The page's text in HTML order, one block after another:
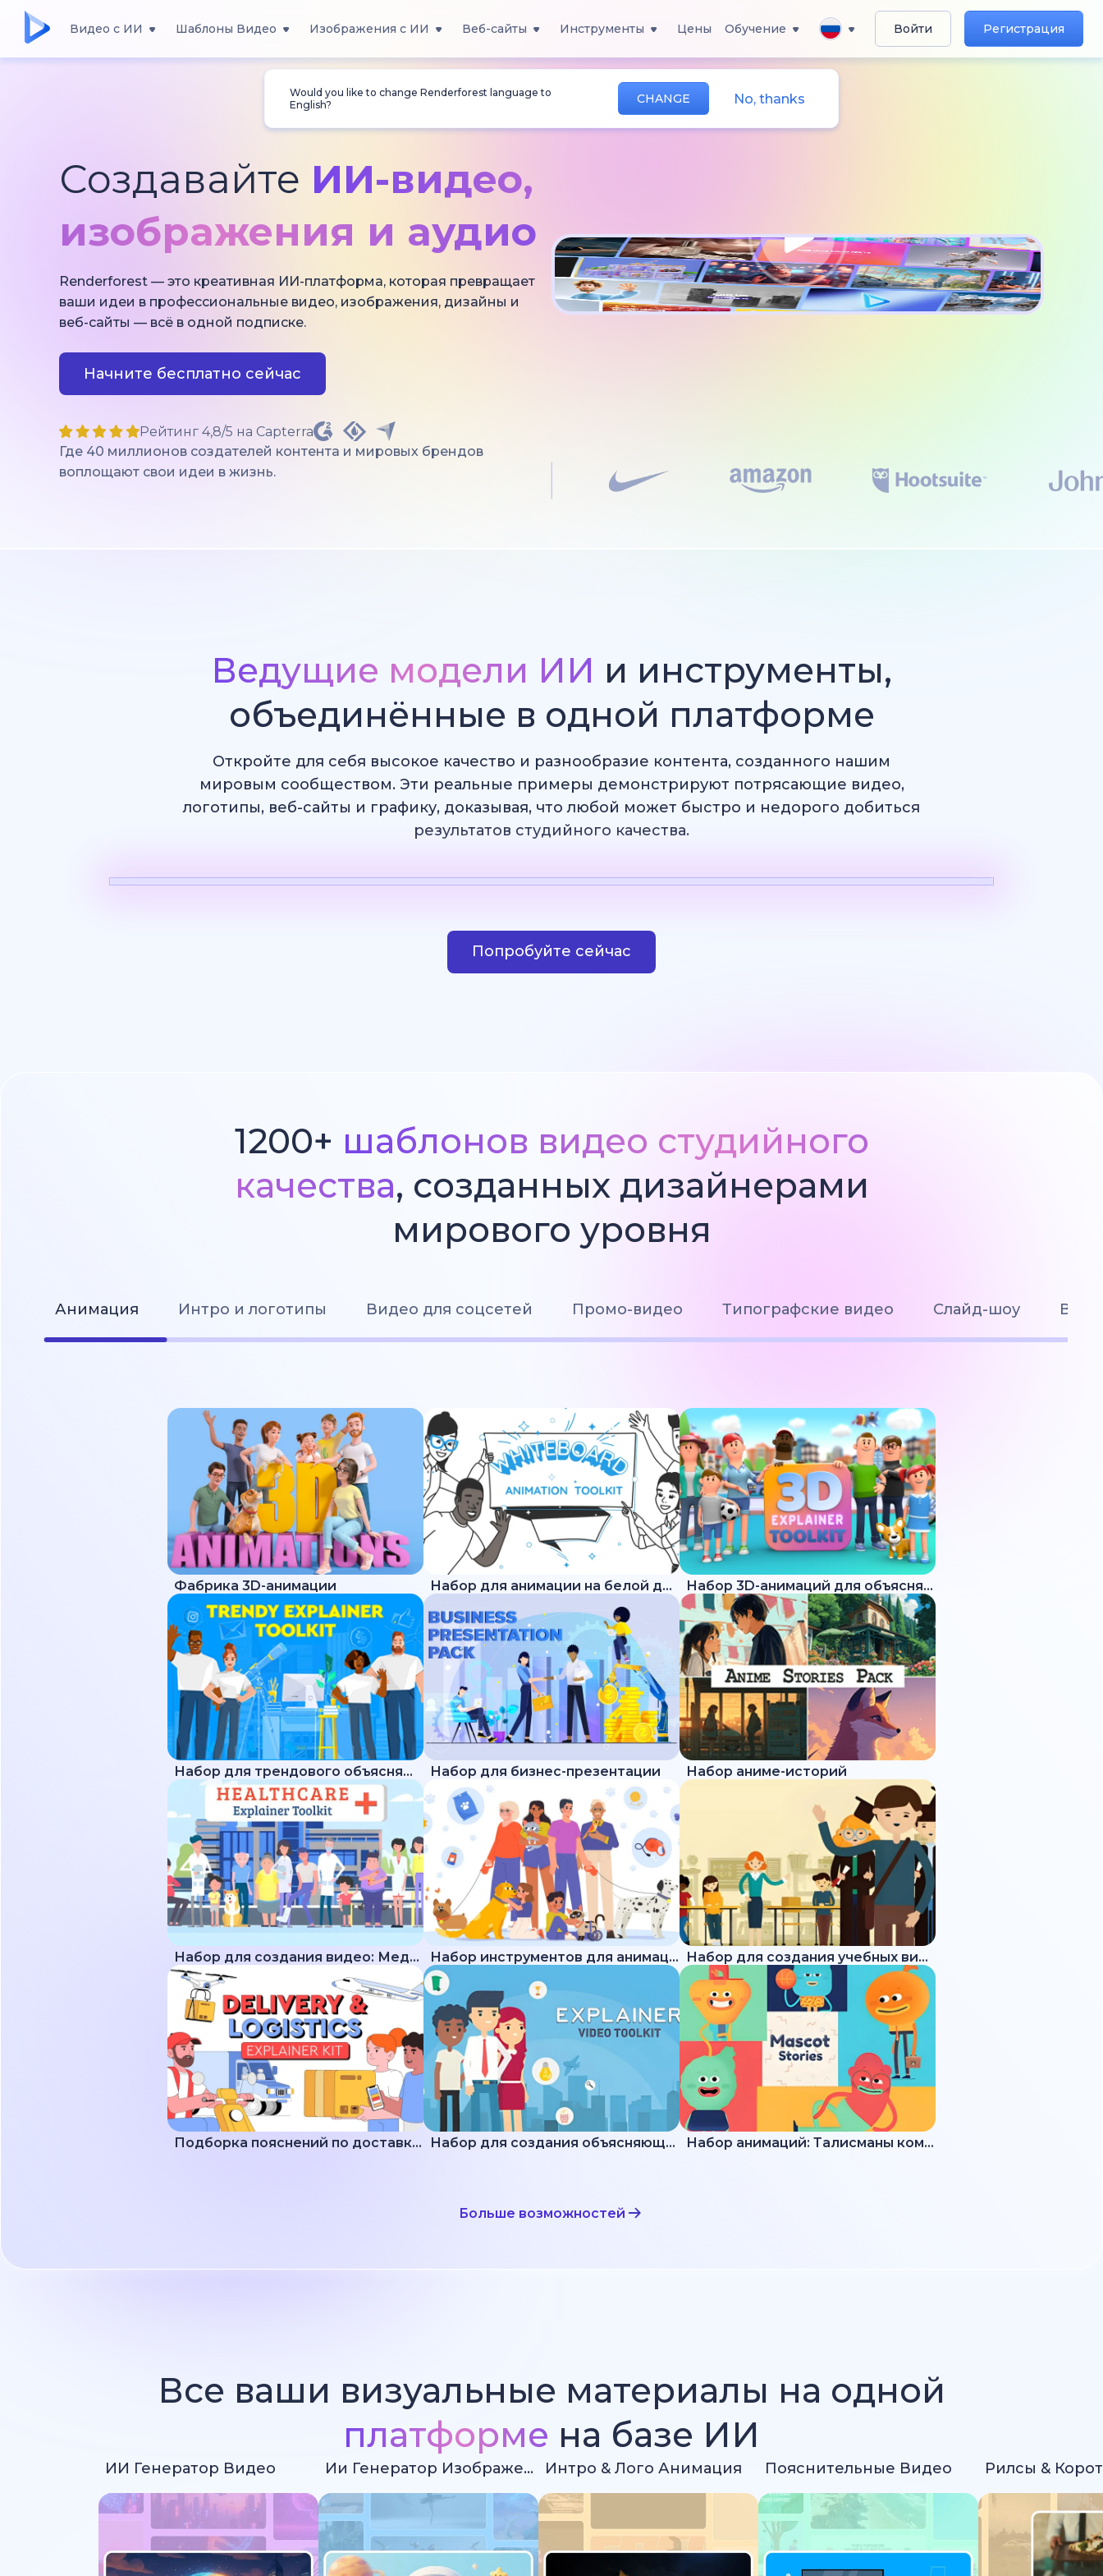
Видео с ИИ Шаблоны Видео Изображения с ИИ Веб-сайты Инструменты Цены Обучение Войти Регистрация
Would you like to change Renderforest language to
English?
CHANGE No, thanks
Создавайте ИИ-видео,
изображения и аудио
Renderforest — это креативная ИИ-платформа, которая превращает
ваши идеи в профессиональные видео, изображения, дизайны и
веб-сайты — всё в одной подписке.
Начните бесплатно сейчас
Рейтинг 4,8/5 на Capterra
Где 40 миллионов создателей контента и мировых брендов
воплощают свои идеи в жизнь.
Ведущие модели ИИ и инструменты,
объединённые в одной платформе
Откройте для себя высокое качество и разнообразие контента, созданного нашим
мировым сообществом. Эти реальные примеры демонстрируют потрясающие видео,
логотипы, веб-сайты и графику, доказывая, что любой может быстро и недорого добиться
результатов студийного качества.
Попробуйте сейчас
1200+ шаблонов видео студийного
качества, созданных дизайнерами
мирового уровня
Анимация Интро и логотипы Видео для соцсетей Промо-видео Типографские видео Слайд-шоу
Фабрика 3D-анимации Набор для анимации на белой доске Набор 3D-анимаций для объясняющих роликов
Набор для трендового объясняющего ролика Набор для бизнес-презентации Набор аниме-историй
Набор для создания видео: Медицина Набор инструментов для анимации животных Набор для создания учебных видео
Подборка пояснений по доставке и логистике Набор для создания объясняющих видео Набор анимаций: Талисманы команды
Больше возможностей
Все ваши визуальные материалы на одной
платформе на базе ИИ
ИИ Генератор Видео Ии Генератор Изображений Интро & Лого Анимация Пояснительные Видео